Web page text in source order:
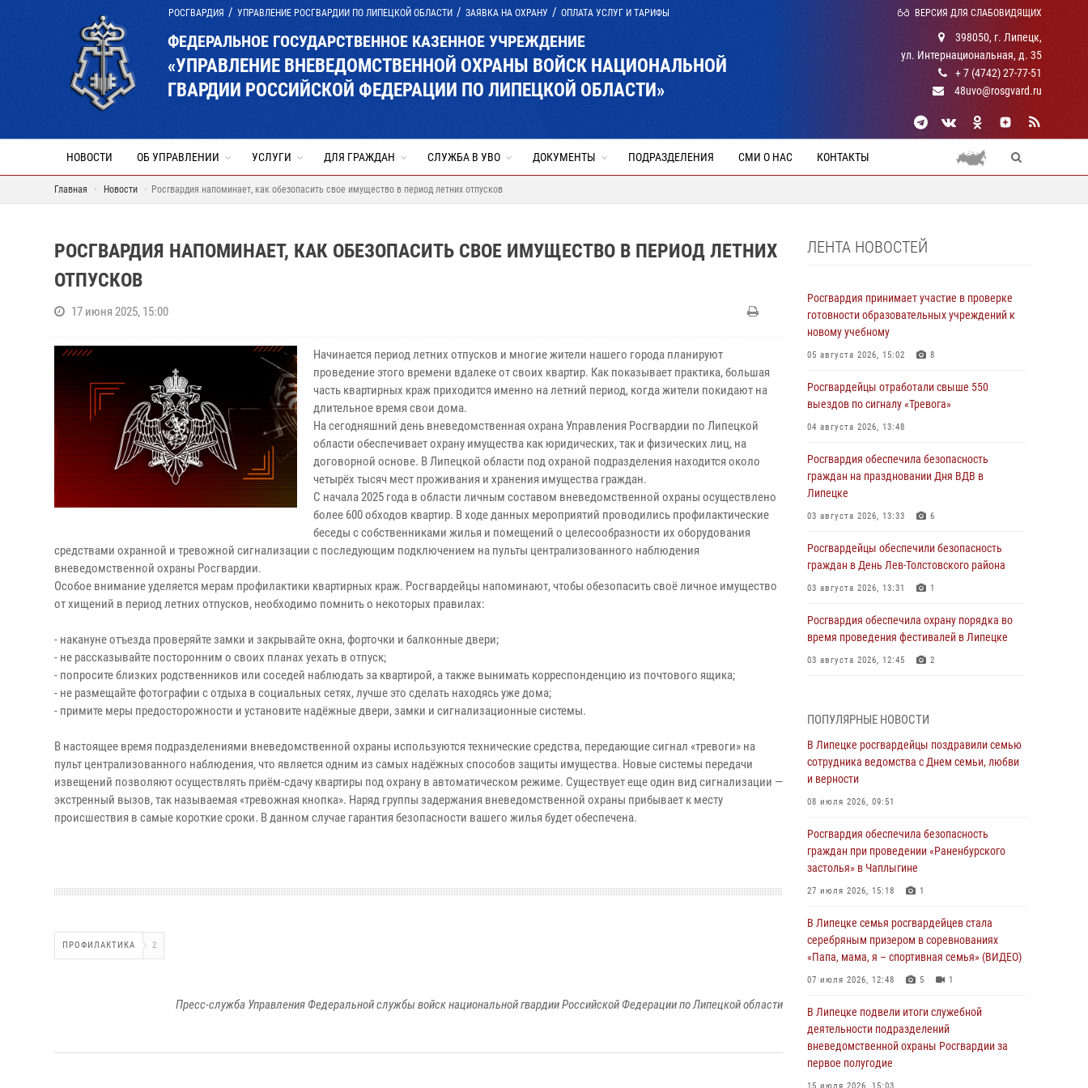
РОСГВАРДИЯ УПРАВЛЕНИЕ РОСГВАРДИИ ПО ЛИПЕЦКОЙ ОБЛАСТИ ЗАЯВКА НА ОХРАНУ ОПЛАТА УСЛУГ И ТАРИФЫ ВЕРСИЯ ДЛЯ СЛАБОВИДЯЩИХ
ФЕДЕРАЛЬНОЕ ГОСУДАРСТВЕННОЕ КАЗЕННОЕ УЧРЕЖДЕНИЕ
«УПРАВЛЕНИЕ ВНЕВЕДОМСТВЕННОЙ ОХРАНЫ ВОЙСК НАЦИОНАЛЬНОЙ
ГВАРДИИ РОССИЙСКОЙ ФЕДЕРАЦИИ ПО ЛИПЕЦКОЙ ОБЛАСТИ»
398050, г. Липецк,
ул. Интернациональная, д. 35
+ 7 (4742) 27-77-51
48uvo@rosgvard.ru
НОВОСТИ ОБ УПРАВЛЕНИИ УСЛУГИ ДЛЯ ГРАЖДАН СЛУЖБА В УВО ДОКУМЕНТЫ ПОДРАЗДЕЛЕНИЯ СМИ О НАС КОНТАКТЫ
Главная Новости Росгвардия напоминает, как обезопасить свое имущество в период летних отпусков
РОСГВАРДИЯ НАПОМИНАЕТ, КАК ОБЕЗОПАСИТЬ СВОЕ ИМУЩЕСТВО В ПЕРИОД ЛЕТНИХ
ОТПУСКОВ
17 июня 2025, 15:00
Начинается период летних отпусков и многие жители нашего города планируют
проведение этого времени вдалеке от своих квартир. Как показывает практика, большая
часть квартирных краж приходится именно на летний период, когда жители покидают на
длительное время свои дома.
На сегодняшний день вневедомственная охрана Управления Росгвардии по Липецкой
области обеспечивает охрану имущества как юридических, так и физических лиц, на
договорной основе. В Липецкой области под охраной подразделения находится около
четырёх тысяч мест проживания и хранения имущества граждан.
С начала 2025 года в области личным составом вневедомственной охраны осуществлено
более 600 обходов квартир. В ходе данных мероприятий проводились профилактические
беседы с собственниками жилья и помещений о целесообразности их оборудования
средствами охранной и тревожной сигнализации с последующим подключением на пульты централизованного наблюдения
вневедомственной охраны Росгвардии.
Особое внимание уделяется мерам профилактики квартирных краж. Росгвардейцы напоминают, чтобы обезопасить своё личное имущество
от хищений в период летних отпусков, необходимо помнить о некоторых правилах:
- накануне отъезда проверяйте замки и закрывайте окна, форточки и балконные двери;
- не рассказывайте посторонним о своих планах уехать в отпуск;
- попросите близких родственников или соседей наблюдать за квартирой, а также вынимать корреспонденцию из почтового ящика;
- не размещайте фотографии с отдыха в социальных сетях, лучше это сделать находясь уже дома;
- примите меры предосторожности и установите надёжные двери, замки и сигнализационные системы.
В настоящее время подразделениями вневедомственной охраны используются технические средства, передающие сигнал «тревоги» на
пульт централизованного наблюдения, что является одним из самых надёжных способов защиты имущества. Новые системы передачи
извещений позволяют осуществлять приём-сдачу квартиры под охрану в автоматическом режиме. Существует еще один вид сигнализации —
экстренный вызов, так называемая «тревожная кнопка». Наряд группы задержания вневедомственной охраны прибывает к месту
происшествия в самые короткие сроки. В данном случае гарантия безопасности вашего жилья будет обеспечена.
ПРОФИЛАКТИКА 2
Пресс-служба Управления Федеральной службы войск национальной гвардии Российской Федерации по Липецкой области
ЛЕНТА НОВОСТЕЙ
Росгвардия принимает участие в проверке
готовности образовательных учреждений к
новому учебному
05 августа 2026, 15:02 8
Росгвардейцы отработали свыше 550
выездов по сигналу «Тревога»
04 августа 2026, 13:48
Росгвардия обеспечила безопасность
граждан на праздновании Дня ВДВ в
Липецке
03 августа 2026, 13:33 6
Росгвардейцы обеспечили безопасность
граждан в День Лев-Толстовского района
03 августа 2026, 13:31 1
Росгвардия обеспечила охрану порядка во
время проведения фестивалей в Липецке
03 августа 2026, 12:45 2
оздоровительно-образовательных объектов
в Липецкой области
31 июля 2026, 15:49
Лекция по финансовой грамотности прошла
30 июля 2026, 15:25
В Управлении Росгвардии по Липецкой
области состоялся вечер вопросов и ответов
В Липецке росгвардейцы посетили
богослужение в честь великого князя
Владимира
В Липецке прошла акция «Каникулы с
Росгвардией»
28 июля 2026, 07:01
ПОПУЛЯРНЫЕ НОВОСТИ
В Липецке росгвардейцы поздравили семью
сотрудника ведомства с Днем семьи, любви
и верности
08 июля 2026, 09:51
Росгвардия обеспечила безопасность
граждан при проведении «Раненбурского
застолья» в Чаплыгине
27 июля 2026, 15:18 1
В Липецке семья росгвардейцев стала
серебряным призером в соревнованиях
«Папа, мама, я – спортивная семья» (ВИДЕО)
07 июля 2026, 12:48 5 1
В Липецке подвели итоги служебной
деятельности подразделений
вневедомственной охраны Росгвардии за
первое полугодие